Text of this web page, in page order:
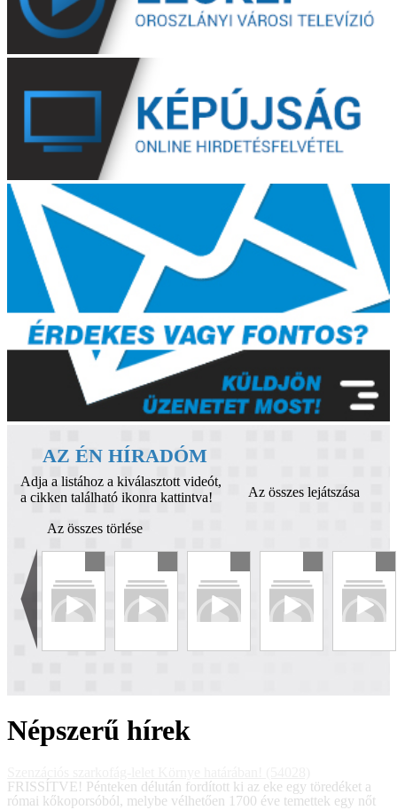
AZ ÉN HÍRADÓM
Adja a listához a kiválasztott videót,
a cikken található ikonra kattintva!
Az összes lejátszása
Az összes törlése
Népszerű hírek
FRISSÍTVE! Pénteken délután fordított ki az eke egy töredéket a
római kőkoporsóból, melybe vélhetően 1700 éve temettek egy nőt